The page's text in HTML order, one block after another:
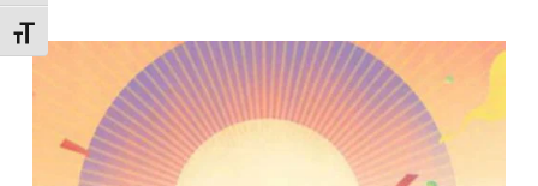
Εναλλαγή Μεγέθους Γραμμάτων